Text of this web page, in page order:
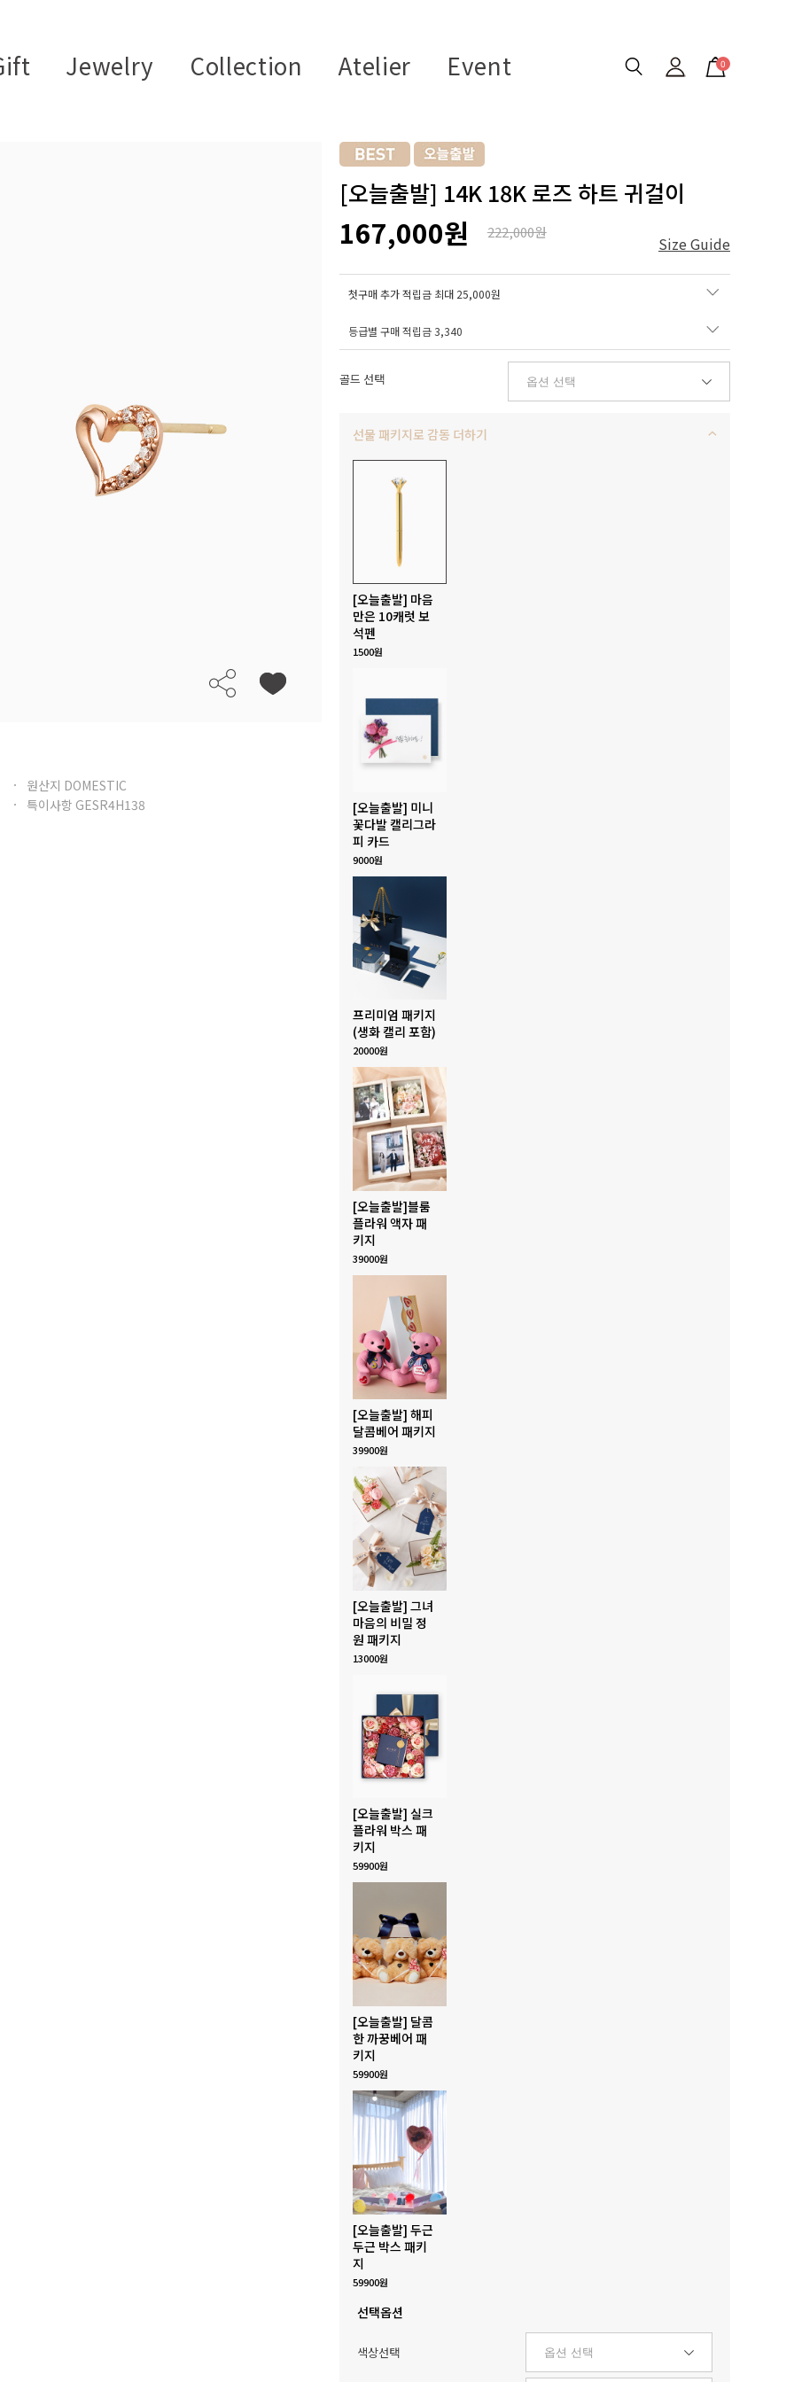
Jewelry Collection Atelier Event 0
원산지 DOMESTIC
특이사항 GESR4H138
[오늘출발] 14K 18K 로즈 하트 귀걸이
167,000원 222,000원
Size Guide
첫구매 추가 적립금 최대 25,000원
등급별 구매 적립금3,340
골드 선택
선물 패키지로 감동 더하기
[오늘출발] 마음
만은 10캐럿 보
석펜
1500원
[오늘출발] 미니
꽃다발 캘리그라
피 카드
9000원
프리미엄 패키지
(생화 캘리 포함)
20000원
[오늘출발]블룸
플라워 액자 패
키지
39000원
[오늘출발] 해피
달콤베어 패키지
39900원
[오늘출발] 그녀
마음의 비밀 정
원 패키지
13000원
[오늘출발] 실크
플라워 박스 패
키지
59900원
[오늘출발] 달콤
한 까꿍베어 패
키지
59900원
[오늘출발] 두근
두근 박스 패키
지
59900원
선택옵션
색상선택